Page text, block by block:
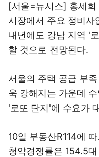
[서울=뉴시스] 홍세
시장에서 주요 정비사
내년에도 강남 지역 '
할 것으로 전망된다.
서울의 주택 공급 부
욱 강해지는 가운데
'로또 단지'에 수요가
10일 부동산R114에
청약경쟁률은 154.5